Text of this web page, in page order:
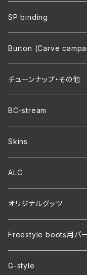
SP binding
Burton (Carve
チューンナップ・その他
BC-stream
Skins
ALC
オリジナルグッツ
裏地付き オリジナルコー
ver.2 毛玉が出来にくい
Freestyle boots用パ
G-style